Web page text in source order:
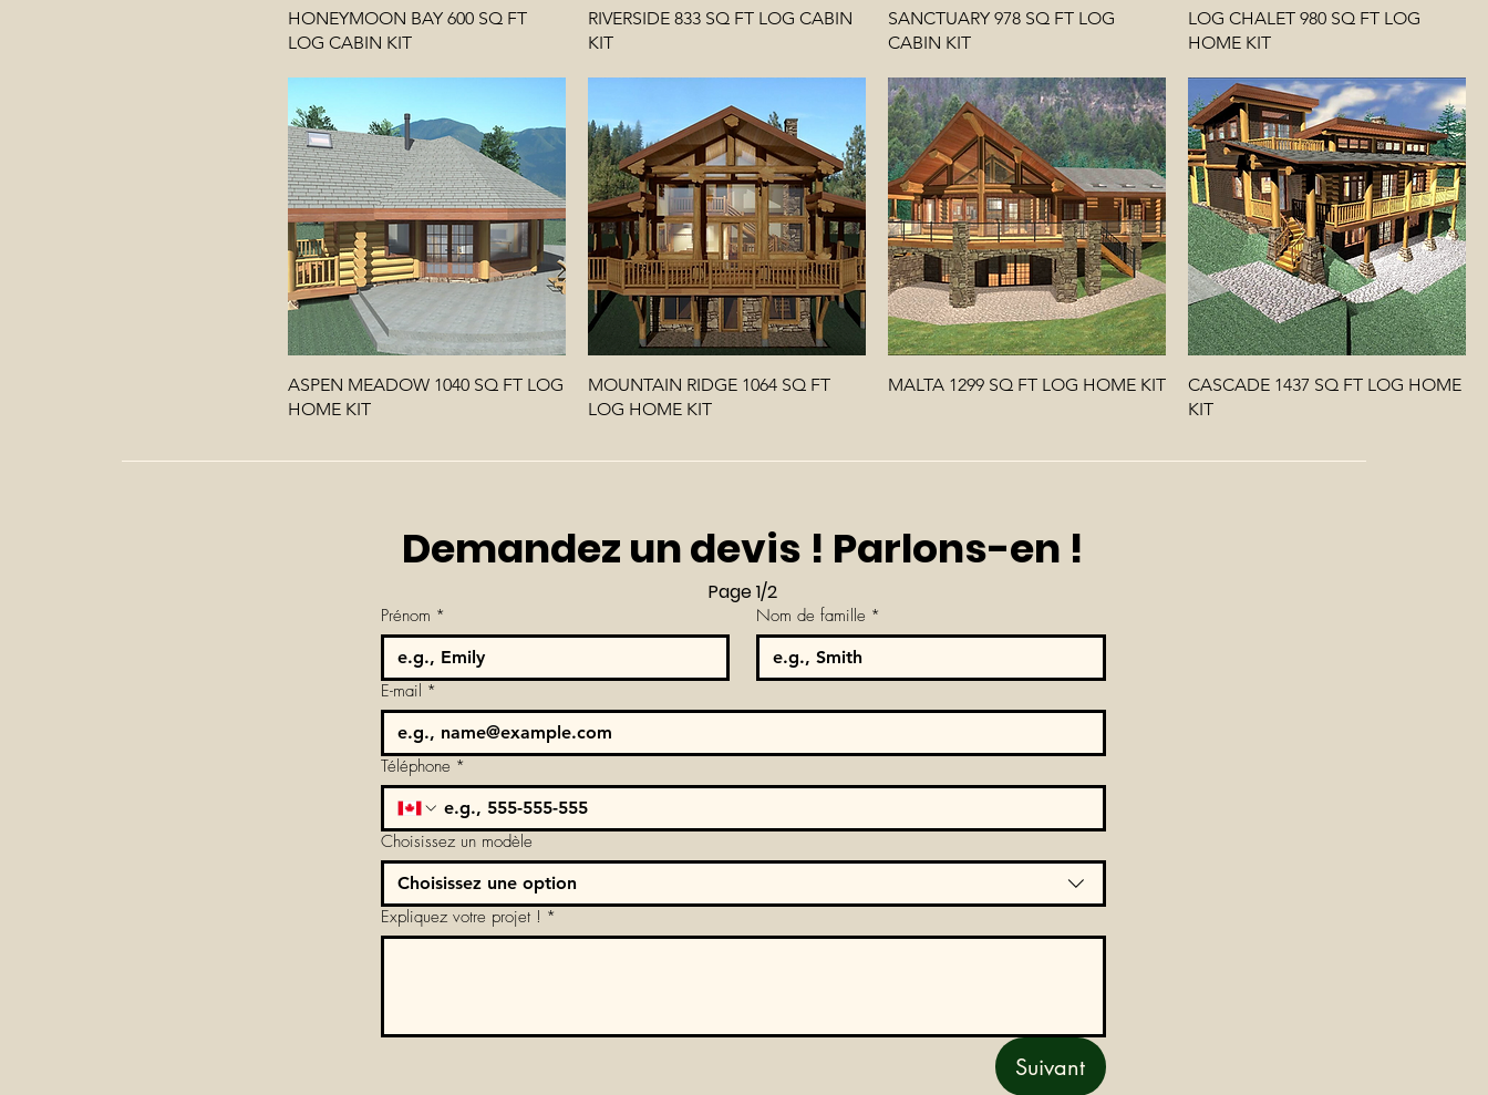
HONEYMOON BAY 600 SQ FT
LOG CABIN KIT
RIVERSIDE 833 SQ FT LOG CABIN
KIT
SANCTUARY 978 SQ FT LOG
CABIN KIT
LOG CHALET 980 SQ FT LOG
HOME KIT
ASPEN MEADOW 1040 SQ FT LOG
HOME KIT
MOUNTAIN RIDGE 1064 SQ FT
LOG HOME KIT
MALTA 1299 SQ FT LOG HOME KIT
CASCADE 1437 SQ FT LOG HOME
KIT
Demandez un devis ! Parlons-en !
Page 1/2
Prénom * Nom de famille *
E-mail *
Téléphone *
Choisissez un modèle
Choisissez une option
Expliquez votre projet ! *
Suivant